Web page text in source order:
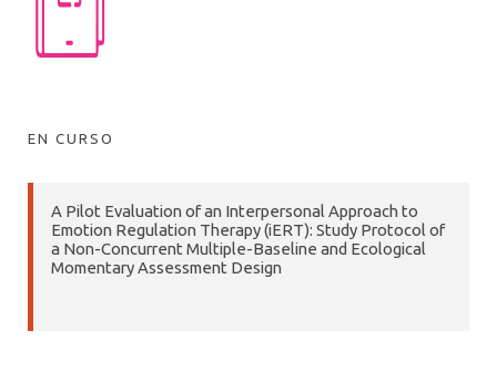
EN CURSO
A Pilot Evaluation of an Interpersonal Approach to
Emotion Regulation Therapy (iERT): Study Protocol of
a Non-Concurrent Multiple-Baseline and Ecological
Momentary Assessment Design